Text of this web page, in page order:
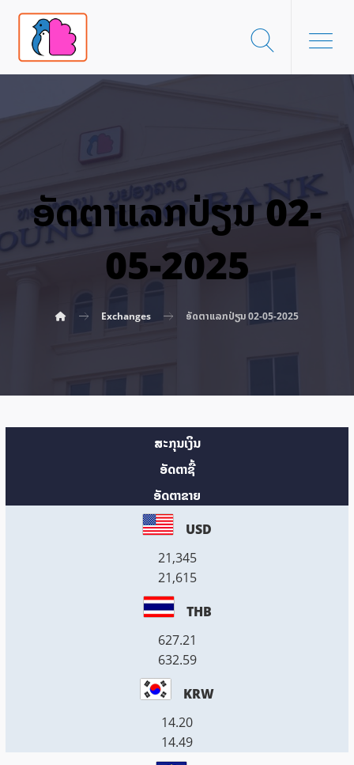
ອັດ​ຕາ​ແລກ​ປ່ຽນ 02-
05-2025
Exchanges ອັດ​ຕາ​ແລກ​ປ່ຽນ 02-05-2025
ສະກຸນເງິນ
ອັດຕາຊື້
ອັດຕາຂາຍ
USD
21,345
21,615
THB
627.21
632.59
KRW
14.20
14.49